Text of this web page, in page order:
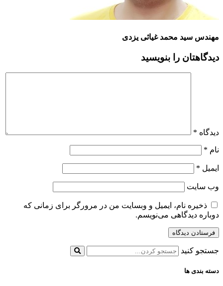
مهندس سید محمد غیاثی یزدی
دیدگاهتان را بنویسید
دیدگاه *
نام *
ایمیل *
وب‌ سایت
ذخیره نام، ایمیل و وبسایت من در مرورگر برای زمانی که
دوباره دیدگاهی می‌نویسم.
جستجو کنید
دسته بندی ها